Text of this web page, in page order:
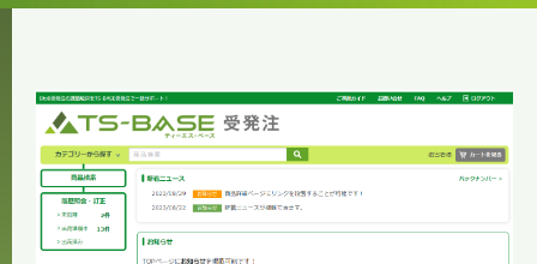
BASE UP通信
お役立ち資料
お知らせ